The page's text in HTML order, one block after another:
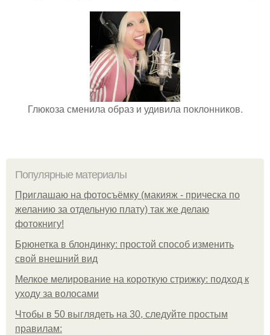
Глюкоза сменила образ и удивила поклонников.
Популярные материалы
Приглашаю на фотосъёмку (макияж - прическа по
желанию за отдельную плату) так же делаю
фотокнигу!
Брюнетка в блондинку: простой способ изменить
свой внешний вид
Мелкое мелирование на короткую стрижку: подход к
уходу за волосами
Чтобы в 50 выглядеть на 30, следуйте простым
правилам: